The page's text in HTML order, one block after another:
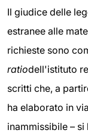
Il giudice delle
estranee alle
richieste sono
ratiodell'istituto
scritti che, a
ha elaborato in
inammissibile –